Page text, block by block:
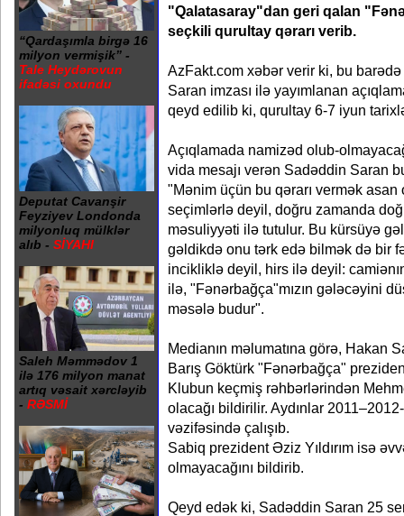
“Qardaşımla birgə 16
milyon vermişik” -
Tale Heydərovun
ifadəsi oxundu
Deputat Cavanşir
Feyziyev Londonda
milyonluq mülklər
alıb - SİYAHI
Saleh Məmmədov 1
ilə 176 milyon manat
artıq vəsait xərcləyib
- RƏSMİ
"Qalatasaray"dan geri qalan
seçkili qurultay qərarı verib.
AzFakt.com xəbər verir ki, bu
Saran imzası ilə yayımlanan
qeyd edilib ki, qurultay 6-7 iyun
Açıqlamada namizəd olub-
vida mesajı verən Sadəddin Saran
"Mənim üçün bu qərarı vermək
seçimlərlə deyil, doğru zamanda
məsuliyyəti ilə tutulur. Bu kürsüyə
gəldikdə onu tərk edə bilmək də bir
incikliklə deyil, hirs ilə deyil:
ilə, "Fənərbağça"mızın gələcəyini
məsələ budur".
Medianın məlumatına görə, Hakan
Barış Göktürk "Fənərbağça"
Klubun keçmiş rəhbərlərindən
olacağı bildirilir. Aydınlar
vəzifəsində çalışıb.
Sabiq prezident Əziz Yıldırım isə
olmayacağını bildirib.
Qeyd edək ki, Sadəddin Saran 25